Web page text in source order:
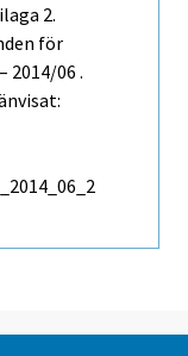
2.
för
06 .